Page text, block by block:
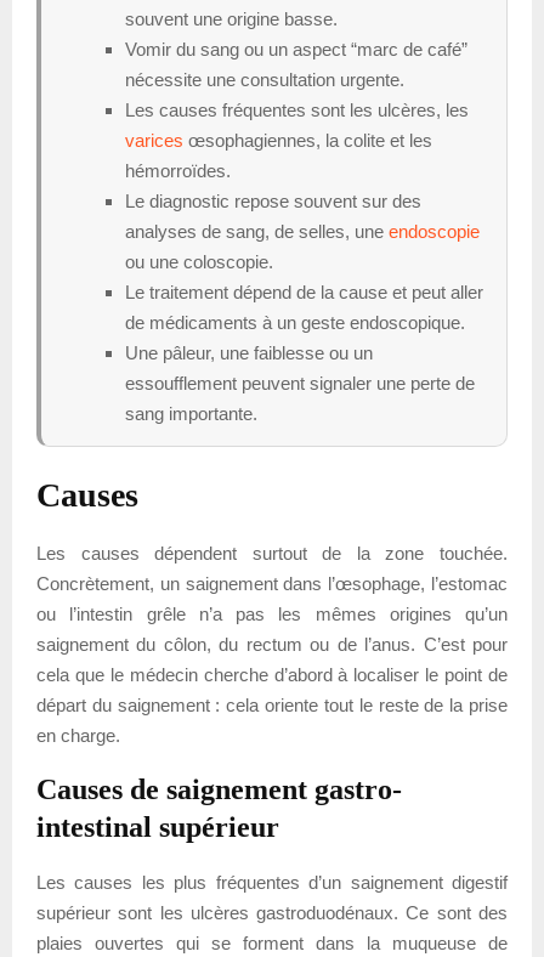
souvent une origine basse.
Vomir du sang ou un aspect “marc de café”
nécessite une consultation urgente.
Les causes fréquentes sont les ulcères, les
varices œsophagiennes, la colite et les
hémorroïdes.
Le diagnostic repose souvent sur des
analyses de sang, de selles, une endoscopie
ou une coloscopie.
Le traitement dépend de la cause et peut aller
de médicaments à un geste endoscopique.
Une pâleur, une faiblesse ou un
essoufflement peuvent signaler une perte de
sang importante.
Causes
Les causes dépendent surtout de la zone touchée.
Concrètement, un saignement dans l’œsophage, l’estomac
ou l’intestin grêle n’a pas les mêmes origines qu’un
saignement du côlon, du rectum ou de l’anus. C’est pour
cela que le médecin cherche d’abord à localiser le point de
départ du saignement : cela oriente tout le reste de la prise
en charge.
Causes de saignement gastro-
intestinal supérieur
Les causes les plus fréquentes d’un saignement digestif
supérieur sont les ulcères gastroduodénaux. Ce sont des
plaies ouvertes qui se forment dans la muqueuse de